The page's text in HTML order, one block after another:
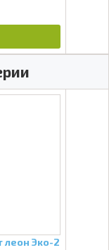
леон Эко-2